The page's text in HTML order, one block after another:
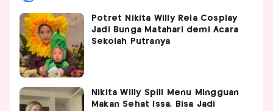
Potret Nikita Willy Rela Cosplay
Jadi Bunga Matahari demi Acara
Sekolah Putranya
Nikita Willy Spill Menu Mingguan
Makan Sehat Issa, Bisa Jadi